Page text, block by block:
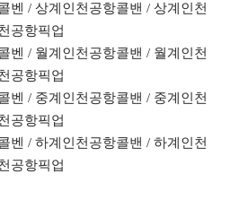
벤 / 상계인천공항콜밴 / 상계인천
공항픽업
벤 / 월계인천공항콜밴 / 월계인천
공항픽업
벤 / 중계인천공항콜밴 / 중계인천
공항픽업
벤 / 하계인천공항콜밴 / 하계인천
공항픽업